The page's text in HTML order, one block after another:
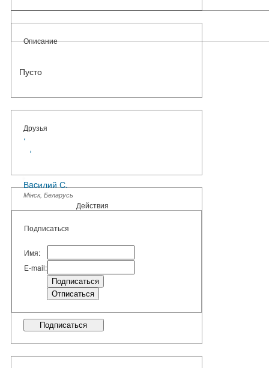
Описание
Пусто
Друзья
‹
›
Вacилий С.
Мінск, Беларусь
Действия
Подписаться
Имя:
E-mail:
Подписаться